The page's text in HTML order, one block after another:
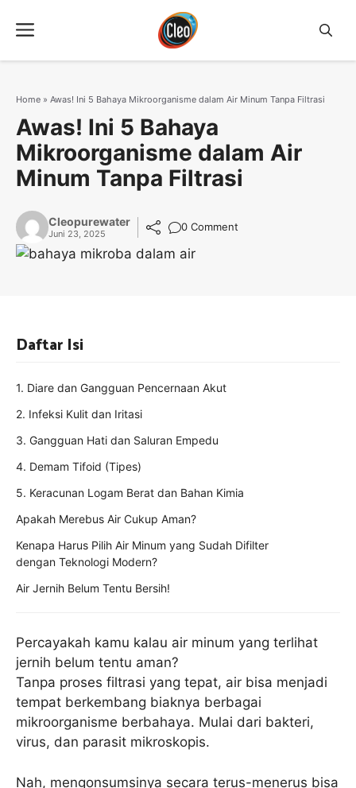
Menu
Home » Awas! Ini 5 Bahaya Mikroorganisme dalam Air Minum Tanpa Filtrasi
Awas! Ini 5 Bahaya
Mikroorganisme dalam Air
Minum Tanpa Filtrasi
Cleopurewater
Juni 23, 2025
0 Comment
Percayakah kamu kalau air minum yang terlihat
jernih belum tentu aman?
Tanpa proses filtrasi yang tepat, air bisa menjadi
tempat berkembang biaknya berbagai
mikroorganisme berbahaya. Mulai dari bakteri,
virus, dan parasit mikroskopis.
Nah, mengonsumsinya secara terus-menerus bisa
Daftar Isi
1. Diare dan Gangguan Pencernaan Akut
2. Infeksi Kulit dan Iritasi
3. Gangguan Hati dan Saluran Empedu
4. Demam Tifoid (Tipes)
5. Keracunan Logam Berat dan Bahan Kimia
Apakah Merebus Air Cukup Aman?
Kenapa Harus Pilih Air Minum yang Sudah Difilter
dengan Teknologi Modern?
Air Jernih Belum Tentu Bersih!